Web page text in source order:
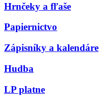
Hrnčeky a fľaše
Papiernictvo
Zápisníky a kalendáre
Hudba
LP platne